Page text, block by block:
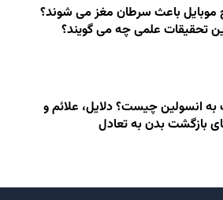
موبایل باعث سرطان مغز می شوند؟
تحقیقات علمی چه می گویند؟
انسولین چیست؟ دلایل، علائم و
بازگشت بدن به تعادل